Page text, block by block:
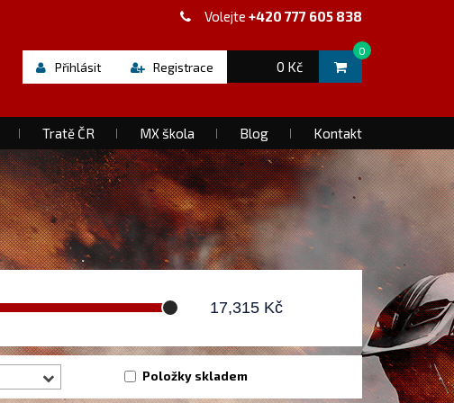
Volejte +420 777 605 838
0 Kč
0
Přihlásit Registrace
Tratě ČR MX škola Blog Kontakt
17,315Kč
Položky skladem